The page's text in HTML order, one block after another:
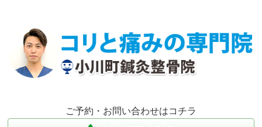
ご予約・お問い合わせはコチラ